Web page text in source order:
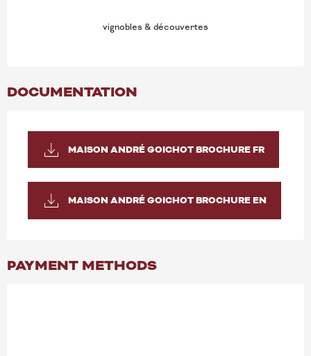
vignobles & découvertes
DOCUMENTATION
MAISON ANDRÉ GOICHOT BROCHURE FR
MAISON ANDRÉ GOICHOT BROCHURE EN
PAYMENT METHODS